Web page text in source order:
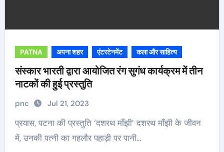
PATNA अपना शहर एंटरटेनमेंट कला और साहित्य
संस्कार भारती द्वारा आयोजित रंग सुगंध कार्यक्रम में तीन
नाटकों की हुई प्रस्तुति
pnc Jul 21, 2023
प्रयास, पटना की प्रस्तुति ‘दशरथ माँझी’ दशरथ माँझी के जीवन
में, उनकी पत्नी का गहलौर पहाड़ी पर पानी…